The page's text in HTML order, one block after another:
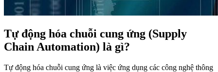
Tự động hóa chuỗi cung ứng (Supply
Chain Automation) là gì?
Tự động hóa chuỗi cung ứng là việc ứng dụng các công nghệ thông